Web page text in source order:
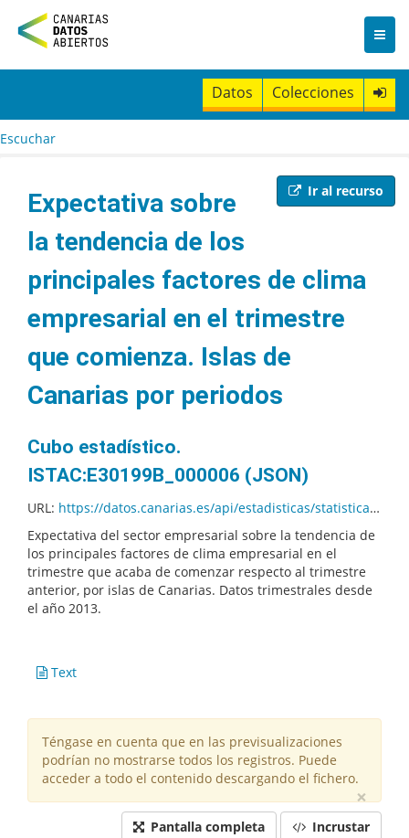
n
t
Datos Colecciones
Escuchar
Ir al recurso
Expectativa sobre
la tendencia de los
principales factores de clima
empresarial en el trimestre
que comienza. Islas de
Canarias por periodos
Cubo estadístico.
ISTAC:E30199B_000006 (JSON)
URL: https://datos.canarias.es/api/estadisticas/statistical-resources/v1.0/datasets/ISTAC/E30199B_000006/1.9.json
Expectativa del sector empresarial sobre la tendencia de
los principales factores de clima empresarial en el
trimestre que acaba de comenzar respecto al trimestre
anterior, por islas de Canarias. Datos trimestrales desde
el año 2013.
Text
Téngase en cuenta que en las previsualizaciones
podrían no mostrarse todos los registros. Puede
acceder a todo el contenido descargando el fichero.
×
Pantalla completa Incrustar